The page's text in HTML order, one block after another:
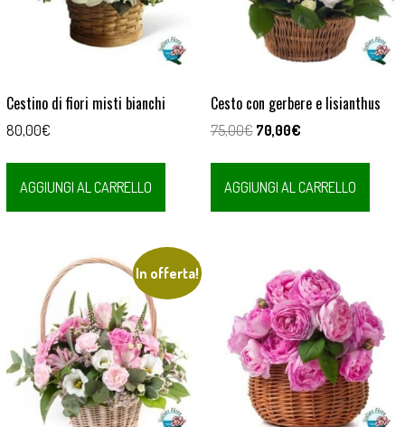
Cestino di fiori misti bianchi
80,00€
AGGIUNGI AL CARRELLO
Cesto con gerbere e lisianthus
75,00€ Il
era:
75,00€.
70,00€Il
è:
70,00€.
AGGIUNGI AL CARRELLO
In offerta!